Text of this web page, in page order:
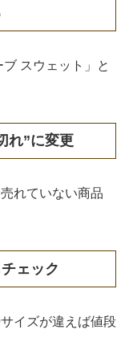
スウェット」と
れ”に変更
れていない商品
ェック
イズが違えば値段